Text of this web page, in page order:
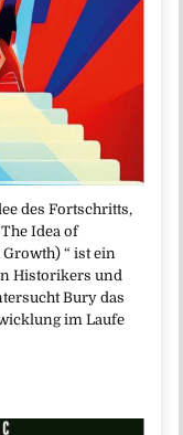
des Fortschritts,
Idea of
“ ist ein
Historikers und
Bury das
im Laufe